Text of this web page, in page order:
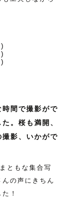
間で撮影がで
。桜も満開、
影、いかがで
ともな集合写
の声にきちん
！